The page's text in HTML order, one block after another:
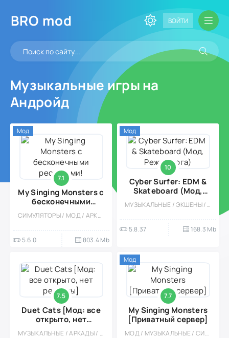
BRO mod ВОЙТИ
Музыкальные игры на
Андройд
7.1
My Singing Monsters с
бесконечными
ресурсами!
СИМУЛЯТОРЫ / МОД / АРКАДЫ / ФЕРМЫ / ИГРЫ / ДЛЯ ДЕТЕЙ / ДЕВОЧКАМ / ОДНОПОЛЬЗОВАТЕЛЬСКИЕ / СТИЛИЗАЦИЯ / ВСТРОЕННЫЙ КЕШ / МУЗЫКАЛЬНЫЕ
5.6.0 803.4 Mb
Мод
10
Cyber Surfer: EDM &
Skateboard (Мод,
Режим бога)
МУЗЫКАЛЬНЫЕ / ЭКШЕНЫ / АРКАДЫ / ОДНОПОЛЬЗОВАТЕЛЬСКИЕ / АБСТРАКЦИЯ / ОФЛАЙН / ВСТРОЕННЫЙ КЕШ / МОД / РАННЕРЫ / ДЛЯ ДЕТЕЙ / МАЛЕНЬКАЯ
5.8.37 168.3 Mb
Мод
7.5
Duet Cats [Мод: все
открыто, нет
рекламы]
МУЗЫКАЛЬНЫЕ / АРКАДЫ / ОДНОПОЛЬЗОВАТЕЛЬСКИЕ / СТИЛИЗАЦИЯ / ПО МУЛЬТФИЛЬМАМ / ОФЛАЙН / ВСТРОЕННЫЙ КЕШ / МИЛАЯ / ДЛЯ ДЕТЕЙ / ДЕВОЧКАМ / КАЗУАЛЬНЫЕ
7.7
My Singing Monsters
[Приватный сервер]
МОД / МУЗЫКАЛЬНЫЕ / СИМУЛЯТОРЫ / РАЗВЕДЕНИЕ ЖИВОТНЫХ / ДЛЯ ДЕТЕЙ / КАЗУАЛЬНЫЕ / ОДНОПОЛЬЗОВАТЕЛЬСКИЕ / СТИЛИЗАЦИЯ / ПО МУЛЬТФИЛЬМАМ
Мод